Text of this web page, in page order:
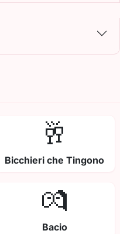
🥂
Bicchieri che Tingono
💏
Bacio